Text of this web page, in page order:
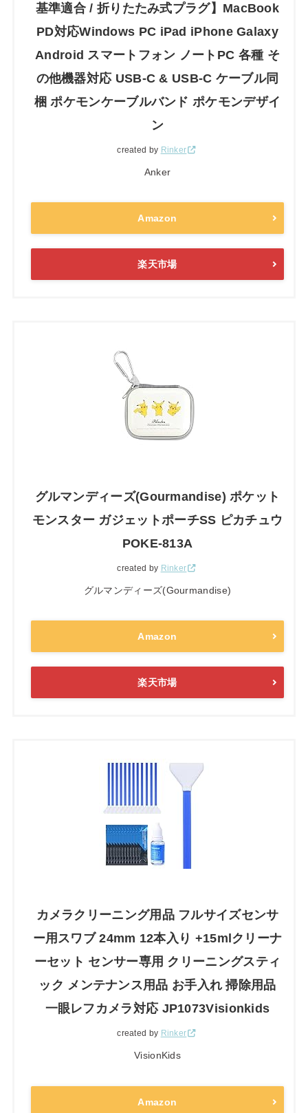
基準適合 / 折りたたみ式プラグ】MacBook
PD対応Windows PC iPad iPhone Galaxy
Android スマートフォン ノートPC 各種 そ
の他機器対応 USB-C & USB-C ケーブル同
梱 ポケモンケーブルバンド ポケモンデザイ
ン
created by Rinker
Anker
Amazon
楽天市場
グルマンディーズ(Gourmandise) ポケット
モンスター ガジェットポーチSS ピカチュウ
POKE-813A
created by Rinker
グルマンディーズ(Gourmandise)
Amazon
楽天市場
カメラクリーニング用品 フルサイズセンサ
ー用スワブ 24mm 12本入り +15mlクリーナ
ーセット センサー専用 クリーニングスティ
ック メンテナンス用品 お手入れ 掃除用品
一眼レフカメラ対応 JP1073Visionkids
created by Rinker
VisionKids
Amazon